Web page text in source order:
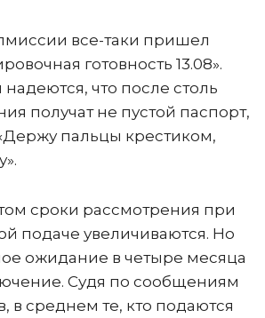
все-таки пришел
готовность 13.08».
что после столь
получат не пустой паспорт,
пальцы крестиком,
сроки рассмотрения при
подаче увеличиваются. Но
ожидание в четыре месяца
Судя по сообщениям
в среднем те, кто подаются